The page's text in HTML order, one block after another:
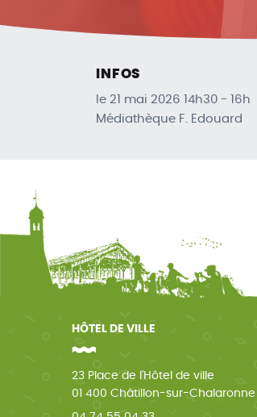
INFOS
le 21 mai 2026 14h30 - 16h
Médiathèque F. Edouard
HÔTEL DE VILLE
23 Place de l'Hôtel de ville
01 400 Châtillon-sur-Chalaronne